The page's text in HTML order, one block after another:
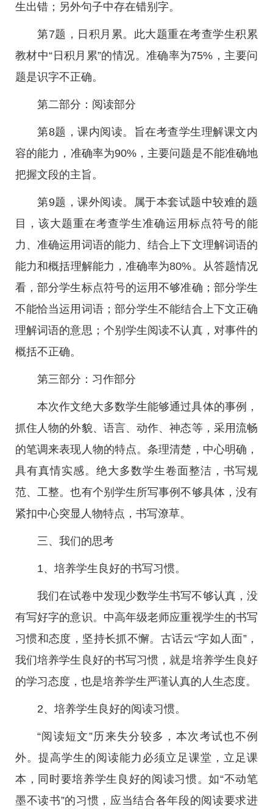
生出错；另外句子中存在错别字。
第7题，日积月累。此大题重在考查学生积累
教材中“日积月累”的情况。准确率为75%，主要问
题是识字不正确。
第二部分：阅读部分
第8题，课内阅读。旨在考查学生理解课文内
容的能力，准确率为90%，主要问题是不能准确地
把握文段的主旨。
第9题，课外阅读。属于本套试题中较难的题
目，该大题重在考查学生准确运用标点符号的能
力、准确运用词语的能力、结合上下文理解词语的
能力和概括理解能力，准确率为80%。从答题情况
看，部分学生标点符号的运用不够准确；部分学生
不能恰当运用词语；部分学生不能结合上下文正确
理解词语的意思；个别学生阅读不认真，对事件的
概括不正确。
第三部分：习作部分
本次作文绝大多数学生能够通过具体的事例，
抓住人物的外貌、语言、动作、神态等，采用流畅
的笔调来表现人物的特点。条理清楚，中心明确，
具有真情实感。绝大多数学生卷面整洁，书写规
范、工整。也有个别学生所写事例不够具体，没有
紧扣中心突显人物特点，书写潦草。
三、我们的思考
1、培养学生良好的书写习惯。
我们在试卷中发现少数学生书写不够认真，没
有写好字的意识。中高年级老师应重视学生的书写
习惯和态度，坚持长抓不懈。古话云“字如人面”，
我们培养学生良好的书写习惯，就是培养学生良好
的学习态度，也是培养学生严谨认真的人生态度。
2、培养学生良好的阅读习惯。
“阅读短文”历来失分较多，本次考试也不例
外。提高学生的阅读能力必须立足课堂，立足课
本，同时要培养学生良好的阅读习惯。如“不动笔
墨不读书”的习惯，应当结合各年段的阅读要求进